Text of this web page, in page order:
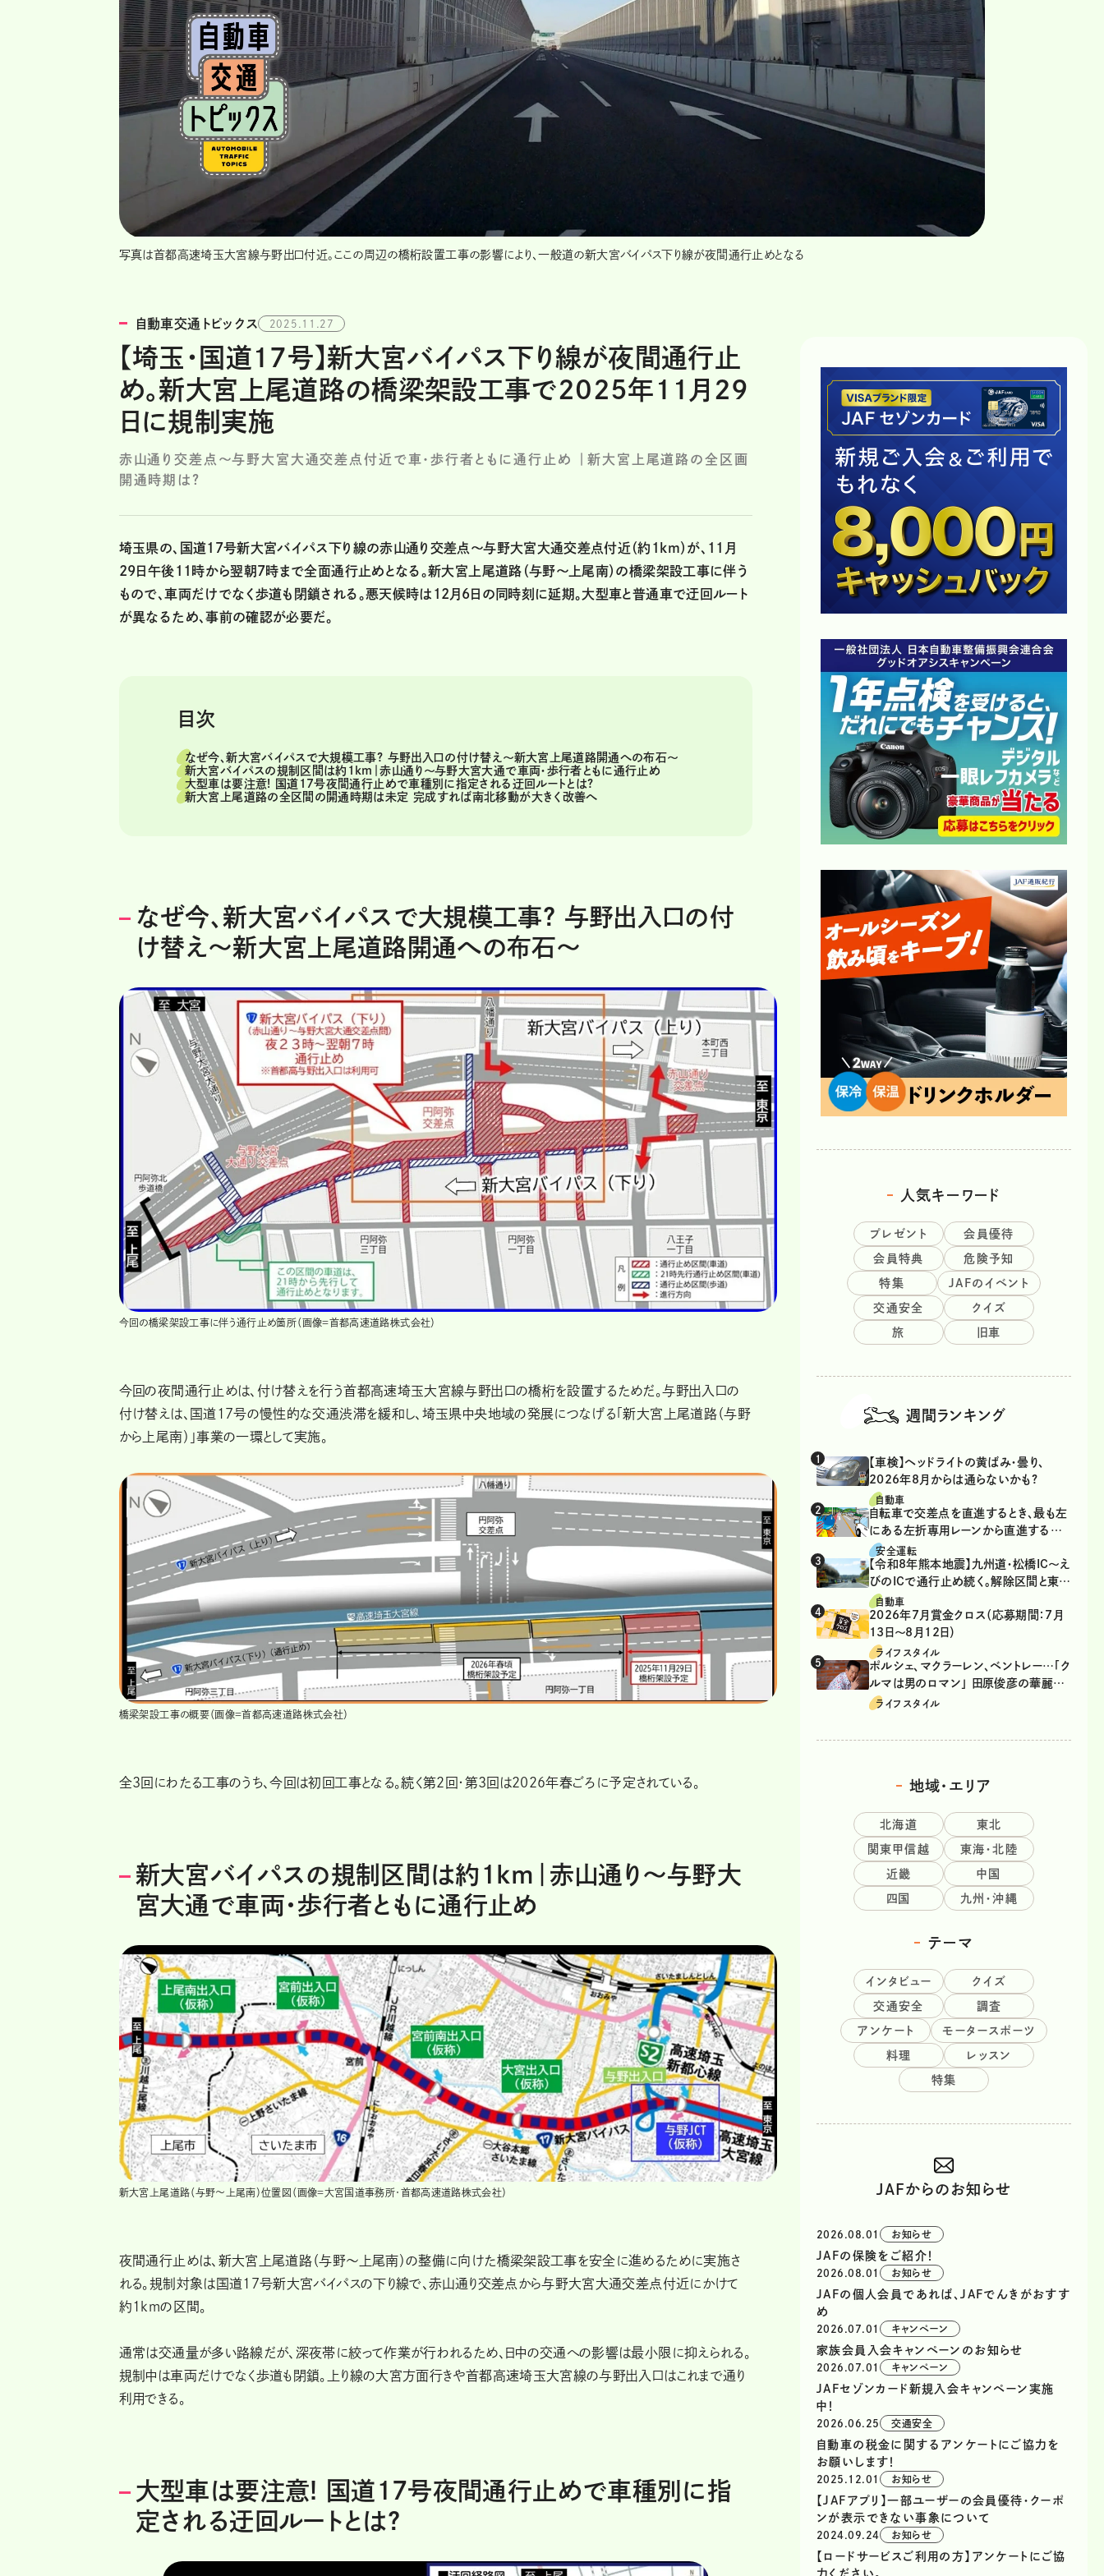
写真は首都高速埼玉大宮線与野出口付近。ここの周辺の橋桁設置工事の影響により、一般道の新大宮バイパス下り線が夜間通行止めとなる
自動車交通トピックス 2025.11.27
【埼玉・国道17号】新大宮バイパス下り線が夜間通行止
め。新大宮上尾道路の橋梁架設工事で2025年11月29
日に規制実施
赤山通り交差点〜与野大宮大通交差点付近で車・歩行者ともに通行止め ｜新大宮上尾道路の全区画
開通時期は?
埼玉県の、国道17号新大宮バイパス下り線の赤山通り交差点〜与野大宮大通交差点付近（約1km）が、11月
29日午後11時から翌朝7時まで全面通行止めとなる。新大宮上尾道路（与野〜上尾南）の橋梁架設工事に伴う
もので、車両だけでなく歩道も閉鎖される。悪天候時は12月6日の同時刻に延期。大型車と普通車で迂回ルート
が異なるため、事前の確認が必要だ。
目次
なぜ今、新大宮バイパスで大規模工事? 与野出入口の付け替え～新大宮上尾道路開通への布石～
新大宮バイパスの規制区間は約1km｜赤山通り〜与野大宮大通で車両・歩行者ともに通行止め
大型車は要注意! 国道17号夜間通行止めで車種別に指定される迂回ルートとは?
新大宮上尾道路の全区間の開通時期は未定 完成すれば南北移動が大きく改善へ
なぜ今、新大宮バイパスで大規模工事? 与野出入口の付
け替え～新大宮上尾道路開通への布石～
今回の橋梁架設工事に伴う通行止め箇所（画像＝首都高速道路株式会社）
今回の夜間通行止めは、付け替えを行う首都高速埼玉大宮線与野出口の橋桁を設置するためだ。与野出入口の
付け替えは、国道17号の慢性的な交通渋滞を緩和し、埼玉県中央地域の発展につなげる「新大宮上尾道路（与野
から上尾南）」事業の一環として実施。
橋梁架設工事の概要（画像＝首都高速道路株式会社）
全3回にわたる工事のうち、今回は初回工事となる。続く第2回・第3回は2026年春ごろに予定されている。
新大宮バイパスの規制区間は約1km｜赤山通り〜与野大
宮大通で車両・歩行者ともに通行止め
新大宮上尾道路（与野～上尾南）位置図（画像＝大宮国道事務所・首都高速道路株式会社）
夜間通行止めは、新大宮上尾道路（与野～上尾南）の整備に向けた橋梁架設工事を安全に進めるために実施さ
れる。規制対象は国道17号新大宮バイパスの下り線で、赤山通り交差点から与野大宮大通交差点付近にかけて
約1kmの区間。
通常は交通量が多い路線だが、深夜帯に絞って作業が行われるため、日中の交通への影響は最小限に抑えられる。
規制中は車両だけでなく歩道も閉鎖。上り線の大宮方面行きや首都高速埼玉大宮線の与野出入口はこれまで通り
利用できる。
大型車は要注意! 国道17号夜間通行止めで車種別に指
定される迂回ルートとは?
人気キーワード
プレゼント 会員優待
会員特典 危険予知
特集 JAFのイベント
交通安全 クイズ
旅 旧車
週間ランキング
【車検】ヘッドライトの黄ばみ・曇り、
2026年8月からは通らないかも?
自動車
自転車で交差点を直進するとき、最も左
にある左折専用レーンから直進するの
は、違反？
安全運転
【令和8年熊本地震】九州道・松橋IC～え
びのICで通行止め続く。解除区間と東九
州道の迂回ルート
自動車
2026年7月賞金クロス（応募期間：7月
13日～8月12日）
ライフスタイル
ポルシェ、マクラーレン、ベントレー…「ク
ルマは男のロマン」 田原俊彦の華麗な
る愛車遍歴
ライフスタイル
地域・エリア
北海道 東北
関東甲信越 東海・北陸
近畿 中国
四国 九州・沖縄
テーマ
インタビュー クイズ
交通安全 調査
アンケート モータースポーツ
料理 レッスン
特集
JAFからのお知らせ
2026.08.01 お知らせ
JAFの保険をご紹介！
2026.08.01 お知らせ
JAFの個人会員であれば、JAFでんきがおすす
め
2026.07.01 キャンペーン
家族会員入会キャンペーンのお知らせ
2026.07.01 キャンペーン
JAFセゾンカード新規入会キャンペーン実施
中！
2026.06.25 交通安全
自動車の税金に関するアンケートにご協力を
お願いします！
2025.12.01 お知らせ
【JAFアプリ】一部ユーザーの会員優待・クーポ
ンが表示できない事象について
2024.09.24 お知らせ
【ロードサービスご利用の方】アンケートにご協